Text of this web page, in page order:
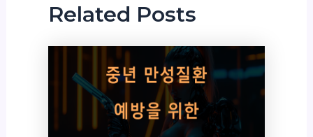
Related Posts